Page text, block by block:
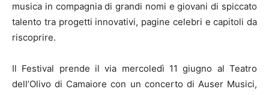
musica in compagnia di grandi nomi e giovani di spiccato
talento tra progetti innovativi, pagine celebri e capitoli da
riscoprire.
Il Festival prende il via mercoledì 11 giugno al Teatro
dell’Olivo di Camaiore con un concerto di Auser Musici,